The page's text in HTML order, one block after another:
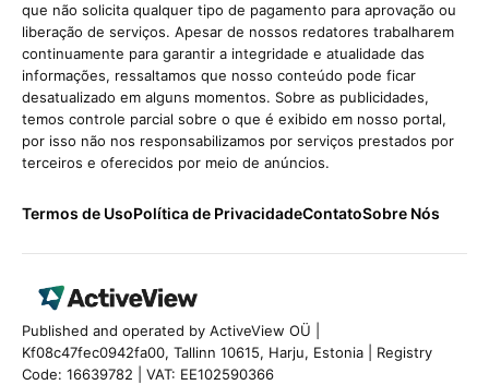
que não solicita qualquer tipo de pagamento para aprovação ou
liberação de serviços. Apesar de nossos redatores trabalharem
continuamente para garantir a integridade e atualidade das
informações, ressaltamos que nosso conteúdo pode ficar
desatualizado em alguns momentos. Sobre as publicidades,
temos controle parcial sobre o que é exibido em nosso portal,
por isso não nos responsabilizamos por serviços prestados por
terceiros e oferecidos por meio de anúncios.
Termos de UsoPolítica de PrivacidadeContatoSobre Nós
Published and operated by ActiveView OÜ |
Kf08c47fec0942fa00, Tallinn 10615, Harju, Estonia | Registry
Code: 16639782 | VAT: EE102590366